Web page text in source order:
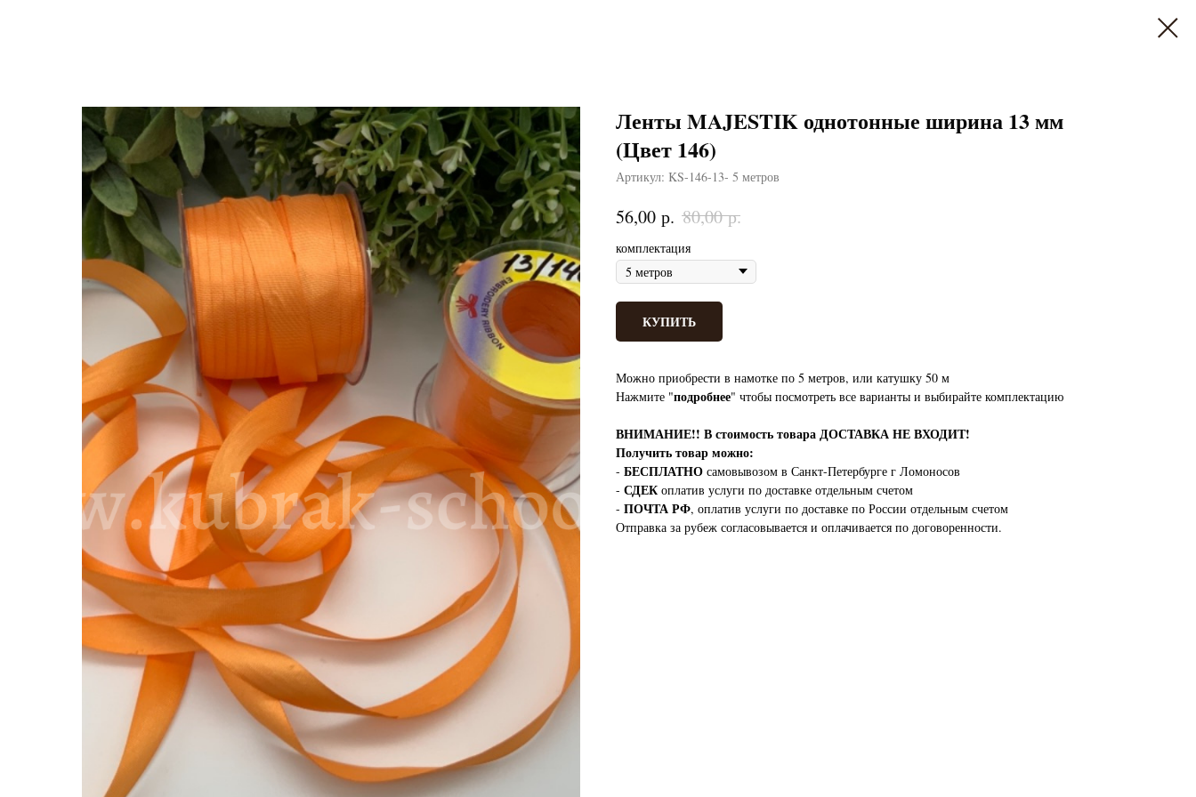
Ленты MAJESTIK однотонные ширина 13 мм
(Цвет 146)
Артикул: KS-146-13- 5 метров
56,00 р. 80,00 р.
комплектация
КУПИТЬ
Можно приобрести в намотке по 5 метров, или катушку 50 м
Нажмите "подробнее" чтобы посмотреть все варианты и выбирайте комплектацию
ВНИМАНИЕ!! В стоимость товара ДОСТАВКА НЕ ВХОДИТ!
Получить товар можно:
- БЕСПЛАТНО самовывозом в Санкт-Петербурге г Ломоносов
- СДЕК оплатив услуги по доставке отдельным счетом
- ПОЧТА РФ, оплатив услуги по доставке по России отдельным счетом
Отправка за рубеж согласовывается и оплачивается по договоренности.